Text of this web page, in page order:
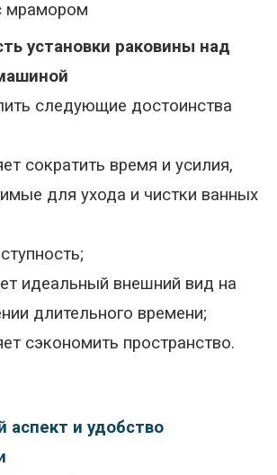
мрамором
установки раковины над
следующие достоинства
сократить время и усилия,
для ухода и чистки ванных
идеальный внешний вид на
длительного времени;
сэкономить пространство.
аспект и удобство